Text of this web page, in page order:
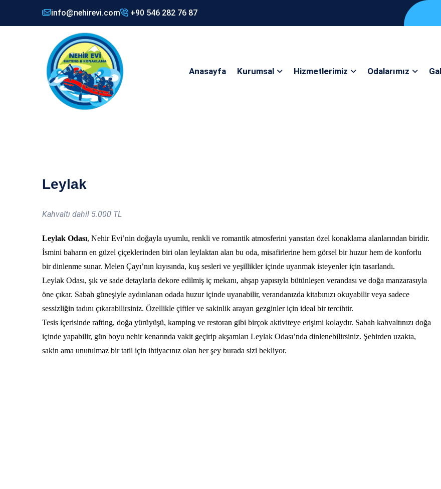
info@nehirevi.com +90 546 282 76 87
Anasayfa Kurumsal Hizmetlerimiz Odalarımız
Leylak
Kahvaltı dahil 5.000 TL
Leylak Odası, Nehir Evi’nin doğayla uyumlu, renkli ve romantik atmosferini yansıtan özel konaklama alanlarından biridir.
İsmini baharın en güzel çiçeklerinden biri olan leylaktan alan bu oda, misafirlerine hem görsel bir huzur hem de konforlu
bir dinlenme sunar. Melen Çayı’nın kıyısında, kuş sesleri ve yeşillikler içinde uyanmak isteyenler için tasarlandı.
Leylak Odası, şık ve sade detaylarla dekore edilmiş iç mekanı, ahşap yapısıyla bütünleşen verandası ve doğa manzarasıyla
öne çıkar. Sabah güneşiyle aydınlanan odada huzur içinde uyanabilir, verandanızda kitabınızı okuyabilir veya sadece
sessizliğin tadını çıkarabilirsiniz. Özellikle çiftler ve sakinlik arayan gezginler için ideal bir tercihtir.
Tesis içerisinde rafting, doğa yürüyüşü, kamping ve restoran gibi birçok aktiviteye erişimi kolaydır. Sabah kahvaltınızı doğa
içinde yapabilir, gün boyu nehir kenarında vakit geçirip akşamları Leylak Odası’nda dinlenebilirsiniz. Şehirden uzakta,
sakin ama unutulmaz bir tatil için ihtiyacınız olan her şey burada sizi bekliyor.